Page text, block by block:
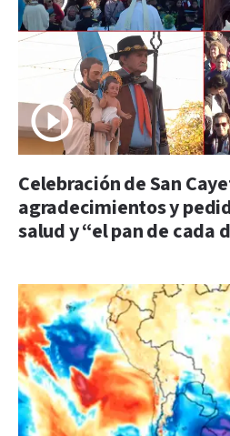
Celebración de San
agradecimientos y
salud y “el pan de cada